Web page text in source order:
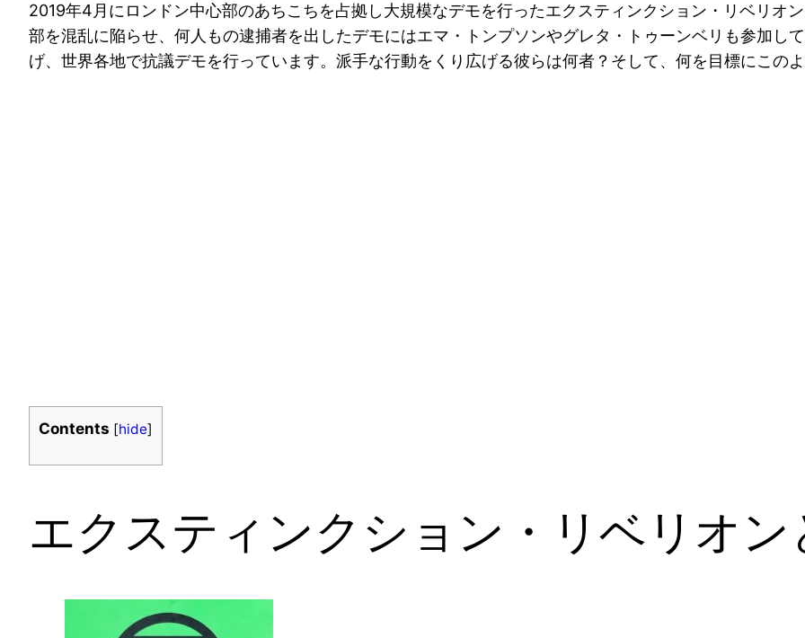
2019年4月にロンドン中心部のあちこちを占拠し大規模なデモを行ったエクスティンクション・リベリオ
部を混乱に陥らせ、何人もの逮捕者を出したデモにはエマ・トンプソンやグレタ・トゥーンベリも参加し
げ、世界各地で抗議デモを行っています。派手な行動をくり広げる彼らは何者？そして、何を目標にこの
Contents [hide]
エクスティンクション・リベリオン